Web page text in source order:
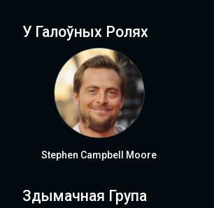
У Галоўных Ролях
Stephen Campbell Moore
Здымачная Група